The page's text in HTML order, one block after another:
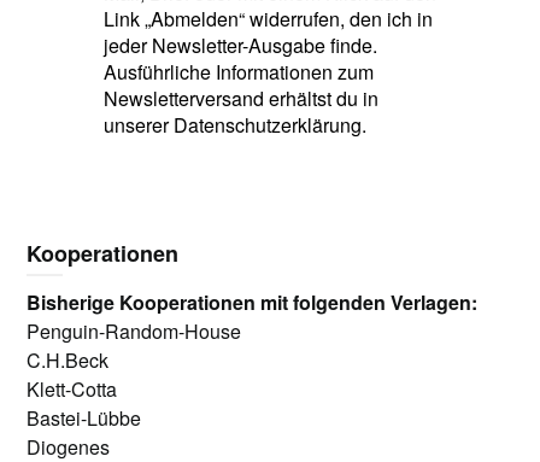
Link „Abmelden“ widerrufen, den ich in
jeder Newsletter-Ausgabe finde.
Ausführliche Informationen zum
Newsletterversand erhältst du in
unserer Datenschutzerklärung.
Kooperationen
Bisherige Kooperationen mit folgenden Verlagen:
Penguin-Random-House
C.H.Beck
Klett-Cotta
Bastei-Lübbe
Diogenes